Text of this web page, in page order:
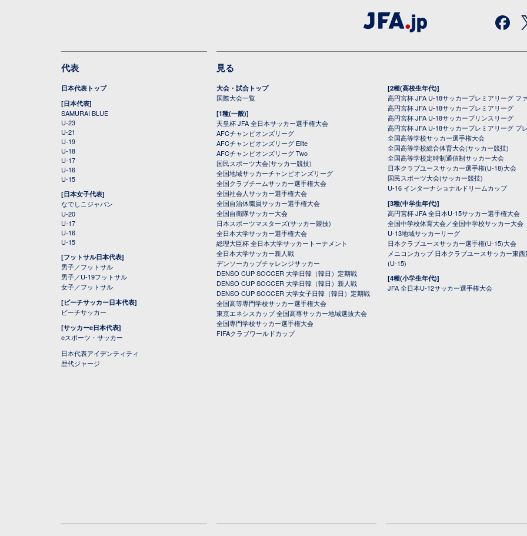
代表
日本代表トップ
[日本代表]
SAMURAI BLUE
U-23
U-21
U-19
U-18
U-17
U-16
U-15
[日本女子代表]
なでしこジャパン
U-20
U-17
U-16
U-15
[フットサル日本代表]
男子／フットサル
男子／U-19フットサル
女子／フットサル
[ビーチサッカー日本代表]
ビーチサッカー
[サッカーe日本代表]
eスポーツ・サッカー
日本代表アイデンティティ
歴代ジャージ
見る
大会・試合トップ
国際大会一覧
[1種(一般)]
天皇杯 JFA 全日本サッカー選手権大会
AFCチャンピオンズリーグ
AFCチャンピオンズリーグ Elite
AFCチャンピオンズリーグ Two
国民スポーツ大会(サッカー競技)
全国地域サッカーチャンピオンズリーグ
全国クラブチームサッカー選手権大会
全国社会人サッカー選手権大会
全国自治体職員サッカー選手権大会
全国自衛隊サッカー大会
日本スポーツマスターズ(サッカー競技)
全日本大学サッカー選手権大会
総理大臣杯 全日本大学サッカートーナメント
全日本大学サッカー新人戦
デンソーカップチャレンジサッカー
DENSO CUP SOCCER 大学日韓（韓日）定期戦
DENSO CUP SOCCER 大学日韓（韓日）新人戦
DENSO CUP SOCCER 大学女子日韓（韓日）定期戦
全国高等専門学校サッカー選手権大会
東京エネシスカップ 全国高専サッカー地域選抜大会
全国専門学校サッカー選手権大会
FIFAクラブワールドカップ
[2種(高校生年代)]
高円宮杯 JFA U-18サッカープレミアリーグ フ
高円宮杯 JFA U-18サッカープレミアリーグ
高円宮杯 JFA U-18サッカープリンスリーグ
高円宮杯 JFA U-18サッカープレミアリーグ プ
全国高等学校サッカー選手権大会
全国高等学校総合体育大会(サッカー競技)
全国高等学校定時制通信制サッカー大会
日本クラブユースサッカー選手権(U-18)大会
国民スポーツ大会(サッカー競技)
U-16 インターナショナルドリームカップ
[3種(中学生年代)]
高円宮杯 JFA 全日本U-15サッカー選手権大会
全国中学校体育大会／全国中学校サッカー大会
U-13地域サッカーリーグ
日本クラブユースサッカー選手権(U-15)大会
メニコンカップ 日本クラブユースサッカー東
(U-15)
[4種(小学生年代)]
JFA 全日本U-12サッカー選手権大会